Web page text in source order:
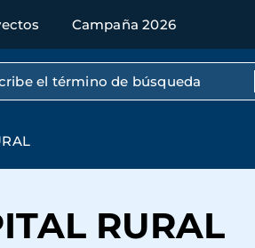
Campaña 2026
por texto completo
RURAL